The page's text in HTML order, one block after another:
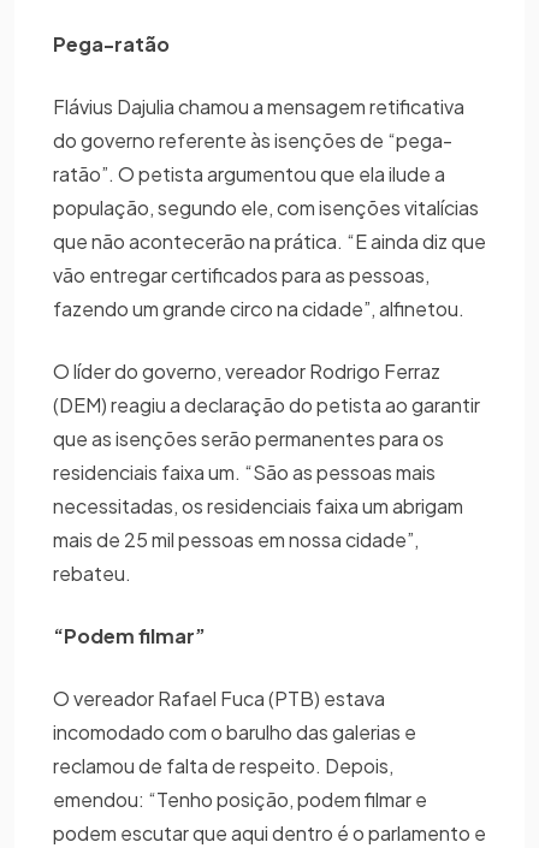
Pega-ratão
Flávius Dajulia chamou a mensagem retificativa
do governo referente às isenções de “pega-
ratão”. O petista argumentou que ela ilude a
população, segundo ele, com isenções vitalícias
que não acontecerão na prática. “E ainda diz que
vão entregar certificados para as pessoas,
fazendo um grande circo na cidade”, alfinetou.
O líder do governo, vereador Rodrigo Ferraz
(DEM) reagiu a declaração do petista ao garantir
que as isenções serão permanentes para os
residenciais faixa um. “São as pessoas mais
necessitadas, os residenciais faixa um abrigam
mais de 25 mil pessoas em nossa cidade”,
rebateu.
“Podem filmar”
O vereador Rafael Fuca (PTB) estava
incomodado com o barulho das galerias e
reclamou de falta de respeito. Depois,
emendou: “Tenho posição, podem filmar e
podem escutar que aqui dentro é o parlamento e